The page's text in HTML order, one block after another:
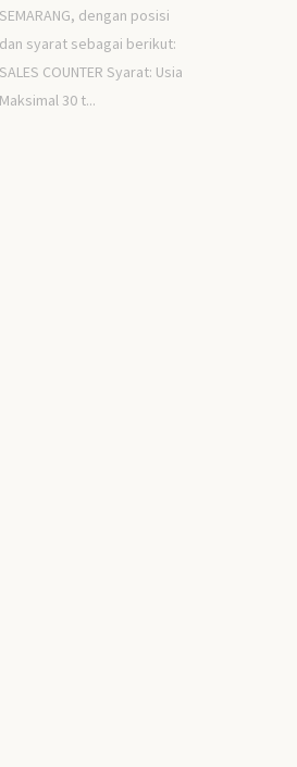
SEMARANG, dengan posisi
dan syarat sebagai berikut:
SALES COUNTER Syarat: Usia
Maksimal 30 t...